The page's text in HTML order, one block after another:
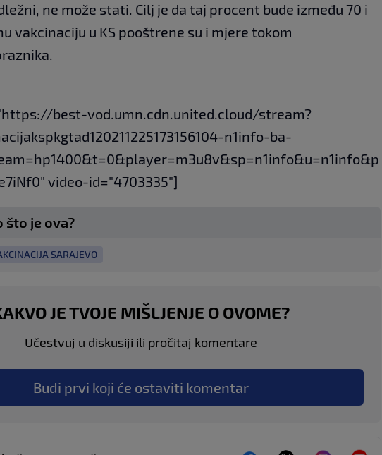
ne može stati. Cilj je da taj procent bude između 70 i
vakcinaciju u KS pooštrene su i mjere tokom
best-vod.umn.cdn.united.cloud/stream?
n1info-ba-
video-id="4703335"]
što je ova?
SARAJEVO
JE TVOJE MIŠLJENJE O OVOME?
Učestvuj u diskusiji ili pročitaj komentare
Budi prvi koji će ostaviti komentar